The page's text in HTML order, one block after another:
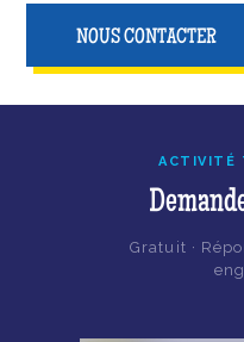
NOUS CONTACTER
ACTIVITÉ
Gratuit ·